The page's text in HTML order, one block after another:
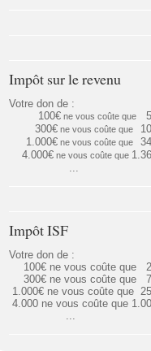
Impôt sur le revenu
Votre don de :
100€ ne vous coûte que
300€ ne vous coûte que
1.000€ ne vous coûte que
4.000€ ne vous coûte que
Impôt ISF
Votre don de :
100€ ne vous coûte que
300€ ne vous coûte que
1.000€ ne vous coûte que
4.000 ne vous coûte que